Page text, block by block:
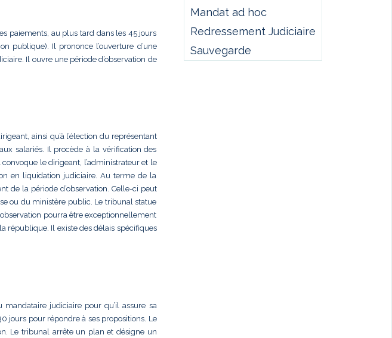
paiements, au plus tard dans les 45 jours
publique). Il prononce l’ouverture d’une
Il ouvre une période d’observation de
ainsi qu’à l’élection du représentant
salariés. Il procède à la vérification des
le dirigeant, l’administrateur et le
en liquidation judiciaire. Au terme de la
de la période d’observation. Celle-ci peut
ou du ministère public. Le tribunal statue
pourra être exceptionnellement
république. Il existe des délais spécifiques
judiciaire pour qu’il assure sa
jours pour répondre à ses propositions. Le
Le tribunal arrête un plan et désigne un
Mandat ad hoc
Redressement Judiciaire
Sauvegarde